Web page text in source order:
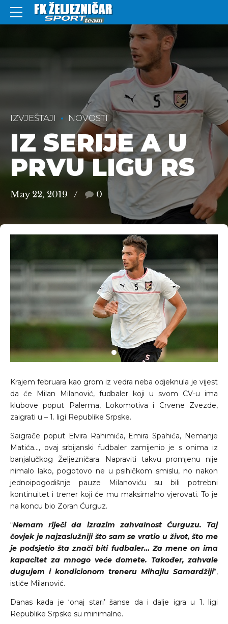
IZVJEŠTAJI NOVOSTI
IZ SERIJE A U
PRVU LIGU RS
May 22, 2019 0
Krajem februara kao grom iz vedra neba odjeknula je vijest
da će Milan Milanović, fudbaler koji u svom CV-u ima
klubove poput Palerma, Lokomotiva i Crvene Zvezde,
zaigrati u – 1. ligi Republike Srpske.
Saigrače poput Elvira Rahimića, Emira Spahića, Nemanje
Matića…, ovaj srbijanski fudbaler zamijenio je s onima iz
banjalučkog Željezničara. Napraviti takvu promjenu nije
nimalo lako, pogotovo ne u psihičkom smislu, no nakon
jednoipogodišnje pauze Milanoviću su bili potrebni
kontinuitet i trener koji će mu maksimalno vjerovati. To je
na koncu bio Zoran Ćurguz.
“Nemam riječi da izrazim zahvalnost Ćurguzu. Taj
čovjek je najzaslužniji što sam se vratio u život, što me
je podsjetio šta znači biti fudbaler… Za mene on ima
kapacitet za mnogo veće domete. Također, zahvale
dugujem i kondicionom treneru Mihajlu Samardžiji“,
ističe Milanović.
Danas kada je ‘onaj stari’ šanse da i dalje igra u 1. ligi
Republike Srpske su minimalne.